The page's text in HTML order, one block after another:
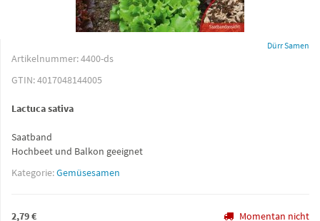
Dürr Samen
Artikelnummer:4400-ds
GTIN:4017048144005
Lactuca sativa
Saatband
Hochbeet und Balkon geeignet
Kategorie:Gemüsesamen
2,79 €
Momentan nicht